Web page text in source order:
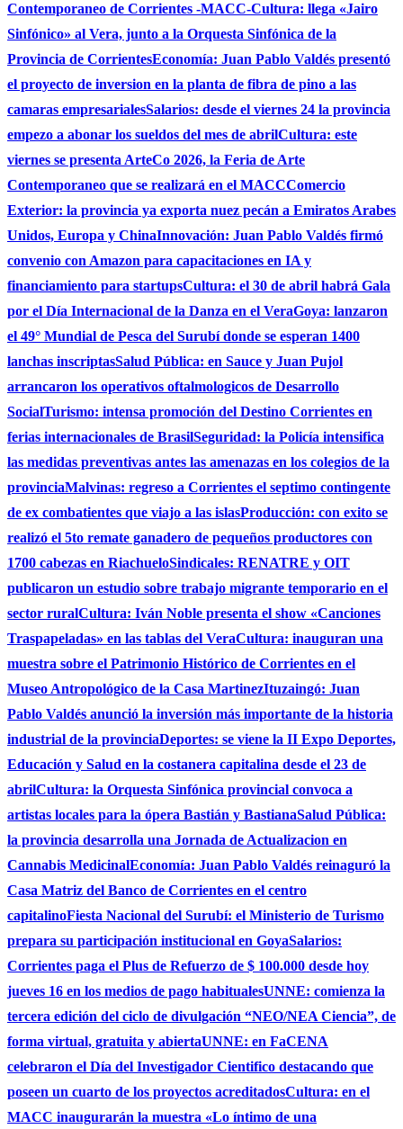
Contemporaneo de Corrientes -MACC-Cultura: llega «Jairo
Sinfónico» al Vera, junto a la Orquesta Sinfónica de la
Provincia de CorrientesEconomía: Juan Pablo Valdés presentó
el proyecto de inversion en la planta de fibra de pino a las
camaras empresarialesSalarios: desde el viernes 24 la provincia
empezo a abonar los sueldos del mes de abrilCultura: este
viernes se presenta ArteCo 2026, la Feria de Arte
Contemporaneo que se realizará en el MACCComercio
Exterior: la provincia ya exporta nuez pecán a Emiratos Arabes
Unidos, Europa y ChinaInnovación: Juan Pablo Valdés firmó
convenio con Amazon para capacitaciones en IA y
financiamiento para startupsCultura: el 30 de abril habrá Gala
por el Día Internacional de la Danza en el VeraGoya: lanzaron
el 49° Mundial de Pesca del Surubí donde se esperan 1400
lanchas inscriptasSalud Pública: en Sauce y Juan Pujol
arrancaron los operativos oftalmologicos de Desarrollo
SocialTurismo: intensa promoción del Destino Corrientes en
ferias internacionales de BrasilSeguridad: la Policía intensifica
las medidas preventivas antes las amenazas en los colegios de la
provinciaMalvinas: regreso a Corrientes el septimo contingente
de ex combatientes que viajo a las islasProducción: con exito se
realizó el 5to remate ganadero de pequeños productores con
1700 cabezas en RiachueloSindicales: RENATRE y OIT
publicaron un estudio sobre trabajo migrante temporario en el
sector ruralCultura: Iván Noble presenta el show «Canciones
Traspapeladas» en las tablas del VeraCultura: inauguran una
muestra sobre el Patrimonio Histórico de Corrientes en el
Museo Antropológico de la Casa MartinezItuzaingó: Juan
Pablo Valdés anunció la inversión más importante de la historia
industrial de la provinciaDeportes: se viene la II Expo Deportes,
Educación y Salud en la costanera capitalina desde el 23 de
abrilCultura: la Orquesta Sinfónica provincial convoca a
artistas locales para la ópera Bastián y BastianaSalud Pública:
la provincia desarrolla una Jornada de Actualizacion en
Cannabis MedicinalEconomía: Juan Pablo Valdés reinaguró la
Casa Matriz del Banco de Corrientes en el centro
capitalinoFiesta Nacional del Surubí: el Ministerio de Turismo
prepara su participación institucional en GoyaSalarios:
Corrientes paga el Plus de Refuerzo de $ 100.000 desde hoy
jueves 16 en los medios de pago habitualesUNNE: comienza la
tercera edición del ciclo de divulgación “NEO/NEA Ciencia”, de
forma virtual, gratuita y abiertaUNNE: en FaCENA
celebraron el Día del Investigador Cientifico destacando que
poseen un cuarto de los proyectos acreditadosCultura: en el
MACC inaugurarán la muestra «Lo íntimo de una